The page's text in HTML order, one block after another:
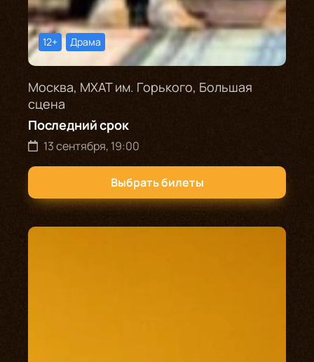
12+ Драма
Москва, МХАТ им. Горького, Большая
сцена
Последний срок
13 сентября, 19:00
Выбрать билеты